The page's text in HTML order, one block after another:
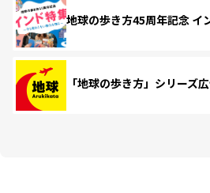
地球の歩き方45周年記念 イ
「地球の歩き方」シリーズ